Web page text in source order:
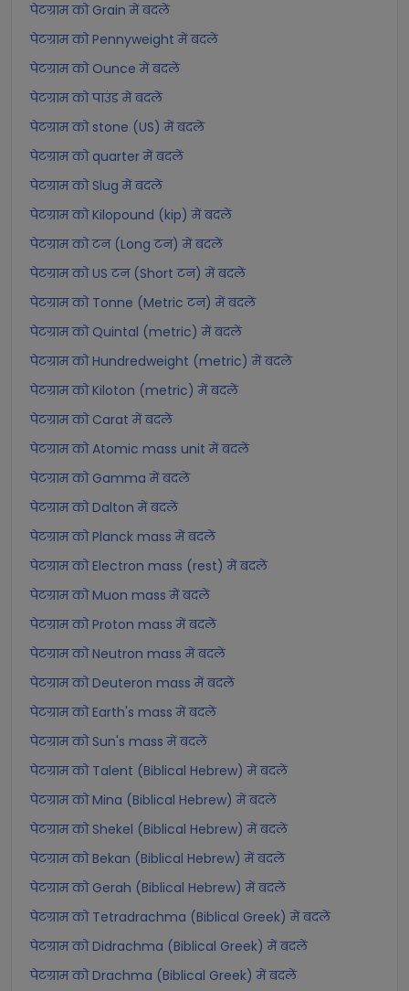
पेटग्राम को Grain में बदलें
पेटग्राम को Pennyweight में बदलें
पेटग्राम को Ounce में बदलें
पेटग्राम को पाउंड में बदलें
पेटग्राम को stone (US) में बदलें
पेटग्राम को quarter में बदलें
पेटग्राम को Slug में बदलें
पेटग्राम को Kilopound (kip) में बदलें
पेटग्राम को टन (Long टन) में बदलें
पेटग्राम को US टन (Short टन) में बदलें
पेटग्राम को Tonne (Metric टन) में बदलें
पेटग्राम को Quintal (metric) में बदलें
पेटग्राम को Hundredweight (metric) में बदलें
पेटग्राम को Kiloton (metric) में बदलें
पेटग्राम को Carat में बदलें
पेटग्राम को Atomic mass unit में बदलें
पेटग्राम को Gamma में बदलें
पेटग्राम को Dalton में बदलें
पेटग्राम को Planck mass में बदलें
पेटग्राम को Electron mass (rest) में बदलें
पेटग्राम को Muon mass में बदलें
पेटग्राम को Proton mass में बदलें
पेटग्राम को Neutron mass में बदलें
पेटग्राम को Deuteron mass में बदलें
पेटग्राम को Earth's mass में बदलें
पेटग्राम को Sun's mass में बदलें
पेटग्राम को Talent (Biblical Hebrew) में बदलें
पेटग्राम को Mina (Biblical Hebrew) में बदलें
पेटग्राम को Shekel (Biblical Hebrew) में बदलें
पेटग्राम को Bekan (Biblical Hebrew) में बदलें
पेटग्राम को Gerah (Biblical Hebrew) में बदलें
पेटग्राम को Tetradrachma (Biblical Greek) में बदलें
पेटग्राम को Didrachma (Biblical Greek) में बदलें
पेटग्राम को Drachma (Biblical Greek) में बदलें